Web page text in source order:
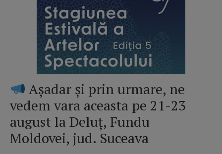
Așadar și prin urmare, ne
vedem vara aceasta pe 21-23
august la Deluț, Fundu
Moldovei, jud. Suceava